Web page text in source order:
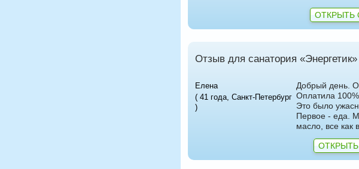
ОТКРЫТЬ
Отзыв для санатория
Елена
( 41 года, Санкт-Петербург
)
Добрый день.
Оплатила 100%
Это было
Первое - еда.
масло, все как